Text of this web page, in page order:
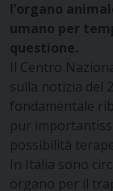
l’organo
umano per
questione.
Il Centro
sulla notizia del
fondamentale
pur
possibilità
In Italia sono
organo per il